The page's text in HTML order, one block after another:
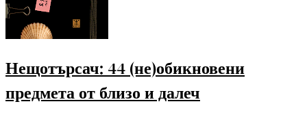
Нещотърсач: 44 (не)обикновени
предмета от близо и далеч